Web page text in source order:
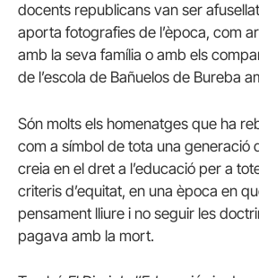
docents republicans van ser
aporta fotografies de l’època, com
amb la seva família o amb els
de l’escola de Bañuelos de Bureba
Són molts els homenatges que ha
com a símbol de tota una generació
creia en el dret a l’educació per a
criteris d’equitat, en una època en
pensament lliure i no seguir les
pagava amb la mort.